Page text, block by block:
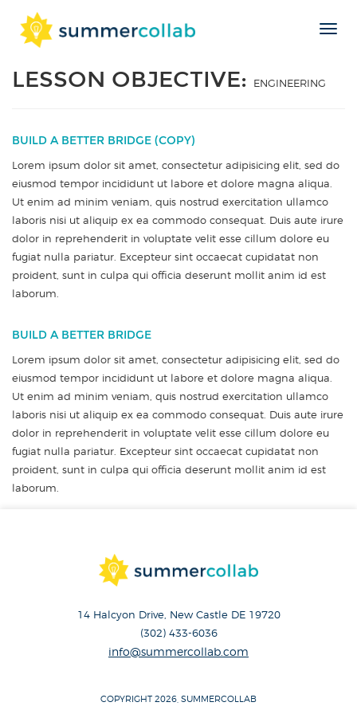
content
LESSON OBJECTIVE: ENGINEERING
BUILD A BETTER BRIDGE (COPY)
Lorem ipsum dolor sit amet, consectetur adipisicing elit, sed do
eiusmod tempor incididunt ut labore et dolore magna aliqua.
Ut enim ad minim veniam, quis nostrud exercitation ullamco
laboris nisi ut aliquip ex ea commodo consequat. Duis aute irure
dolor in reprehenderit in voluptate velit esse cillum dolore eu
fugiat nulla pariatur. Excepteur sint occaecat cupidatat non
proident, sunt in culpa qui officia deserunt mollit anim id est
laborum.
BUILD A BETTER BRIDGE
Lorem ipsum dolor sit amet, consectetur adipisicing elit, sed do
eiusmod tempor incididunt ut labore et dolore magna aliqua.
Ut enim ad minim veniam, quis nostrud exercitation ullamco
laboris nisi ut aliquip ex ea commodo consequat. Duis aute irure
dolor in reprehenderit in voluptate velit esse cillum dolore eu
fugiat nulla pariatur. Excepteur sint occaecat cupidatat non
proident, sunt in culpa qui officia deserunt mollit anim id est
laborum.
14 Halcyon Drive, New Castle DE 19720
(302) 433-6036
info@summercollab.com
COPYRIGHT 2026, SUMMERCOLLAB